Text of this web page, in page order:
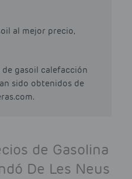
al mejor precio,
gasoil calefacción
sido obtenidos de
de Gasolina
De Les Neus